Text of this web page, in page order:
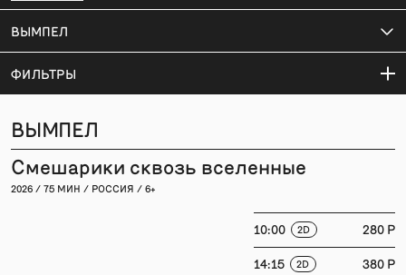
ВЫМПЕЛ
ФИЛЬТРЫ
ВЫМПЕЛ
Смешарики сквозь вселенные
2026 / 75 МИН / РОССИЯ / 6+
10:00 2D 280 P
14:15 2D 380 P